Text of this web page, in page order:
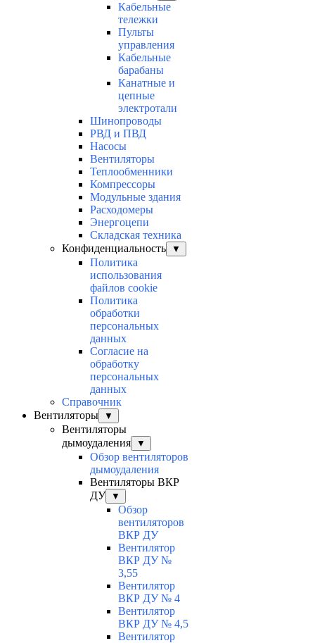
Кабельные
тележки
Пульты
управления
Кабельные
барабаны
Канатные и
цепные
электротали
Шинопроводы
РВД и ПВД
Насосы
Вентиляторы
Теплообменники
Компрессоры
Модульные здания
Расходомеры
Энергоцепи
Складская техника
Конфиденциальность
▼
Политика
использования
файлов cookie
Политика
обработки
персональных
данных
Согласие на
обработку
персональных
данных
Справочник
Вентиляторы
▼
Вентиляторы
дымоудаления
▼
Обзор вентиляторов
дымоудаления
Вентиляторы ВКР
ДУ
▼
Обзор
вентиляторов
ВКР ДУ
Вентилятор
ВКР ДУ №
3,55
Вентилятор
ВКР ДУ № 4
Вентилятор
ВКР ДУ № 4,5
Вентилятор